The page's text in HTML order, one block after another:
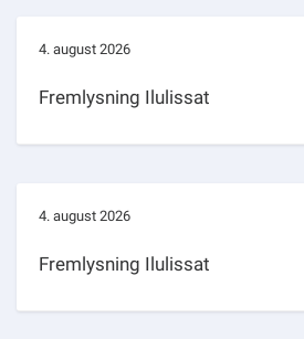
4. august 2026
Fremlysning Ilulissat
4. august 2026
Fremlysning Ilulissat